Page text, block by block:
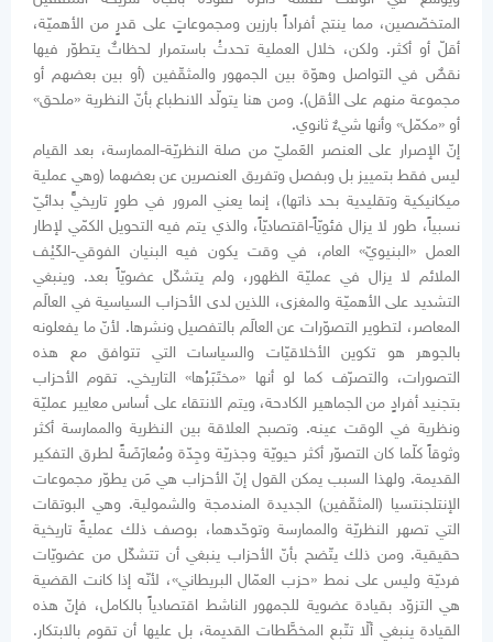
المتخصّصين، مما ينتج أفراداً بارزين ومجموعاتٍ على قدرٍ من الأهميّة،
أقلّ أو أكثر. ولكن، خلال العملية تحدثُ باستمرار لحظاتٌ يتطوّر فيها
نقصٌ في التواصل وهوّة بين الجمهور والمثقّفين (أو بين بعضهم أو
مجموعة منهم على الأقل). ومن هنا يتولّد الانطباع بأنّ النظرية «ملحق»
أو «مكمّل» وأنها شيءٌ ثانوي.
إنّ الإصرار على العنصر العَمليّ من صلة النظريّة-الممارسة، بعد القيام
ليس فقط بتمييز بل وبفصل وتفريق العنصرين عن بعضهما (وهي عملية
ميكانيكية وتقليدية بحد ذاتها)، إنما يعني المرور في طورٍ تاريخيٍّ بدائيّ
نسبياً، طور لا يزال فئويّاً-اقتصاديّاً، والذي يتم فيه التحويل الكمّي لإطار
العمل «البنيويّ» العام، في وقت يكون فيه البنيان الفوقي-الكَيْف
الملائم لا يزال في عمليّة الظهور، ولم يتشكّل عضويّاً بعد. وينبغي
التشديد على الأهميّة والمغزى، اللذين لدى الأحزاب السياسية في العالَم
المعاصر، لتطوير التصوّرات عن العالَم بالتفصيل ونشرها. لأنّ ما يفعلونه
بالجوهر هو تكوين الأخلاقيّات والسياسات التي تتوافق مع هذه
التصورات، والتصرّف كما لو أنها «مختَبَرُها» التاريخي. تقوم الأحزاب
بتجنيد أفرادٍ من الجماهير الكادحة، ويتم الانتقاء على أساس معايير عمليّة
ونظرية في الوقت عينه. وتصبح العلاقة بين النظرية والممارسة أكثر
وثوقاً كلّما كان التصوّر أكثر حيويّة وجذريّة وجِدّة ومُعارَضَةً لطرق التفكير
القديمة. ولهذا السبب يمكن القول إنّ الأحزاب هي مَن يطوّر مجموعات
الإنتلجنتسيا (المثقّفين) الجديدة المندمجة والشمولية. وهي البوتقات
التي تصهر النظريّة والممارسة وتوحّدهما، بوصف ذلك عمليةً تاريخية
حقيقية. ومن ذلك يتّضح بأنّ الأحزاب ينبغي أن تتشكّل من عضويّات
فرديّة وليس على نمط «حزب العمّال البريطاني»، لأنّه إذا كانت القضية
هي التزوّد بقيادة عضوية للجمهور الناشط اقتصادياً بالكامل، فإنّ هذه
القيادة ينبغي ألّا تتّبع المخطَّطات القديمة، بل عليها أن تقوم بالابتكار.